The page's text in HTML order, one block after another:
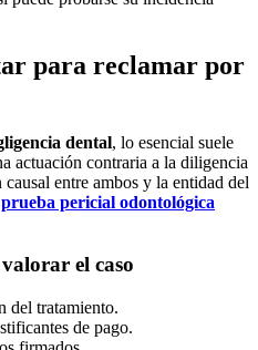
para reclamar por
dental, lo esencial suele
actuación contraria a la diligencia
entre ambos y la entidad del
prueba pericial odontológica
el caso
del tratamiento.
de pago.